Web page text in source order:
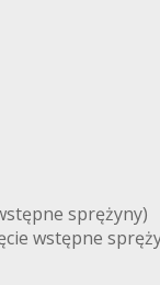
sprężyny)
wstępne